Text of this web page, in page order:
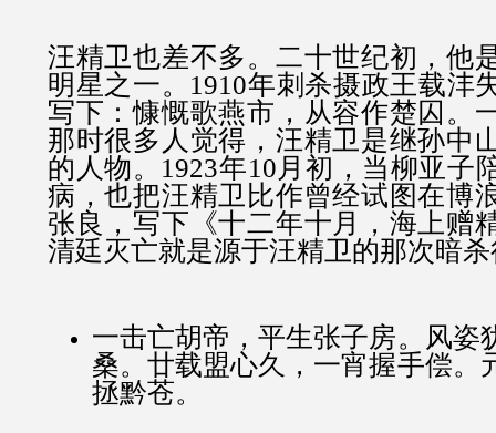
汪精卫也差不多。二十世纪初，他
明星之一。1910年刺杀摄政王载沣
写下：慷慨歌燕市，从容作楚囚。
那时很多人觉得，汪精卫是继孙中
的人物。1923年10月初，当柳亚子
病，也把汪精卫比作曾经试图在博
张良，写下《十二年十月，海上赠
清廷灭亡就是源于汪精卫的那次暗
一击亡胡帝，平生张子房。风姿
桑。廿载盟心久，一宵握手偿。
拯黔苍。